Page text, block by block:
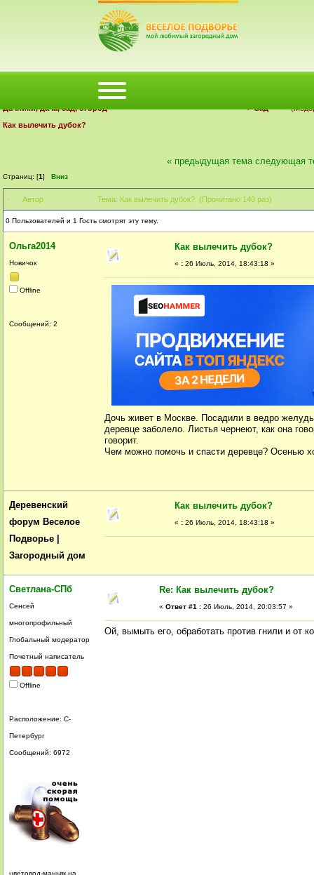
КАЛЕНДАРЬ ВОЙТИ РЕГИСТРАЦИЯ
Деревенский форум Веселое Подворье | Загородный дом
Дачники, дача, сад, огород
>Сад
Как вылечить дубок?
Страниц: [1] Вниз
« предыдущая тема следующая
Автор Тема: Как вылечить дубок? (Прочитано 140 раз)
0 Пользователей и 1 Гость смотрят эту тему.
Ольга2014
Новичок
Offline
Сообщений: 2
Как вылечить дубок?
« : 26 Июль, 2014, 18:43:18 »
Дочь живет в Москве. Посадили в ведро
деревце заболело. Листья чернеют, как она
говорит.
Чем можно помочь и спасти деревце? Осенью
Деревенский
форум Веселое
Подворье |
Загородный дом
Как вылечить дубок?
« : 26 Июль, 2014, 18:43:18 »
Светлана-СПб
Сенсей
многопрофильный
Глобальный модератор
Почетный написатель
Offline
Расположение: С-
Петербург
Сообщений: 6972
цветовод-маньяк на
Re: Как вылечить дубок?
« Ответ #1 : 26 Июль, 2014, 20:03:57 »
Ой, вымыть его, обработать против гнили и от